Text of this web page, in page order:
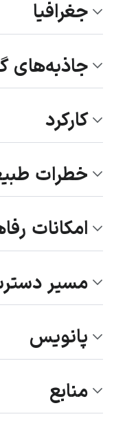
جغرافیا
جاذبه‌های
کارکرد
خطرات
امکانات
مسیر
پانویس
منابع